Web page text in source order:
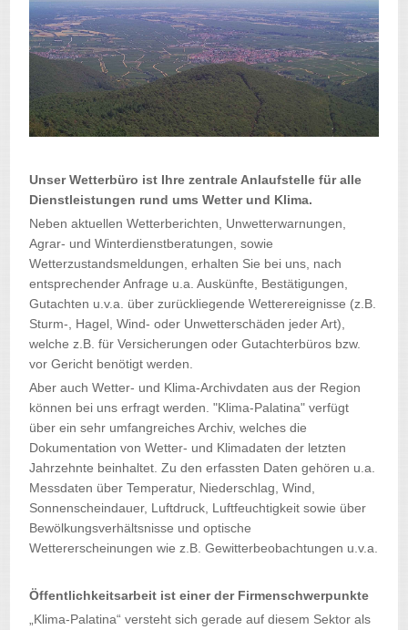
Unser Wetterbüro ist Ihre zentrale Anlaufstelle für alle
Dienstleistungen rund ums Wetter und Klima.
Neben aktuellen Wetterberichten, Unwetterwarnungen,
Agrar- und Winterdienstberatungen, sowie
Wetterzustandsmeldungen, erhalten Sie bei uns, nach
entsprechender Anfrage u.a. Auskünfte, Bestätigungen,
Gutachten u.v.a. über zurückliegende Wetterereignisse (z.B.
Sturm-, Hagel, Wind- oder Unwetterschäden jeder Art),
welche z.B. für Versicherungen oder Gutachterbüros bzw.
vor Gericht benötigt werden.
Aber auch Wetter- und Klima-Archivdaten aus der Region
können bei uns erfragt werden. "Klima-Palatina" verfügt
über ein sehr umfangreiches Archiv, welches die
Dokumentation von Wetter- und Klimadaten der letzten
Jahrzehnte beinhaltet. Zu den erfassten Daten gehören u.a.
Messdaten über Temperatur, Niederschlag, Wind,
Sonnenscheindauer, Luftdruck, Luftfeuchtigkeit sowie über
Bewölkungsverhältsnisse und optische
Wettererscheinungen wie z.B. Gewitterbeobachtungen u.v.a.
Öffentlichkeitsarbeit ist einer der Firmenschwerpunkte
„Klima-Palatina“ versteht sich gerade auf diesem Sektor als